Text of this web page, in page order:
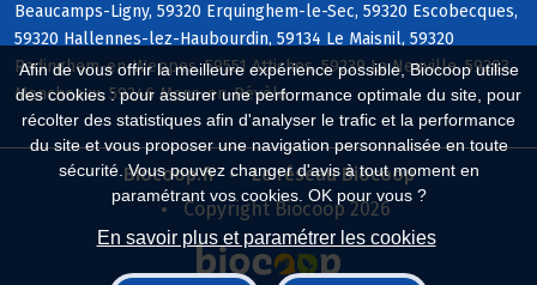
Afin de vous offrir la meilleure expérience possible, Biocoop utilise
des cookies : pour assurer une performance optimale du site, pour
récolter des statistiques afin d'analyser le trafic et la performance
du site et vous proposer une navigation personnalisée en toute
sécurité. Vous pouvez changer d'avis à tout moment en
paramétrant vos cookies. OK pour vous ?
En savoir plus et paramétrer les cookies
Beaucamps-Ligny, 59320 Erquinghem-le-Sec, 59320 Escobecques,
59320 Hallennes-lez-Haubourdin, 59134 Le Maisnil, 59320
Radinghem-en-Weppes, 59551 Attiches, 59239 La Neuville, 59283
Moncheaux, 59246 Mons-en-Pévèle
Biocoop.fr
Le réseau Biocoop
Copyright Biocoop 2026